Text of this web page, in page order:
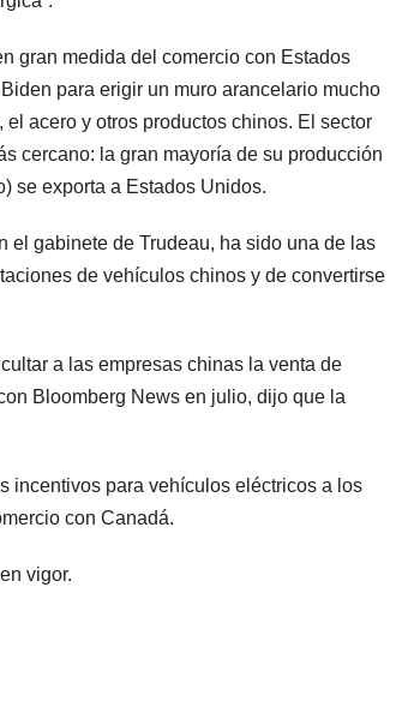
gran medida del comercio con Estados
para erigir un muro arancelario mucho
acero y otros productos chinos. El sector
cercano: la gran mayoría de su producción
se exporta a Estados Unidos.
el gabinete de Trudeau, ha sido una de las
de vehículos chinos y de convertirse
a las empresas chinas la venta de
Bloomberg News en julio, dijo que la
incentivos para vehículos eléctricos a los
con Canadá.
vigor.